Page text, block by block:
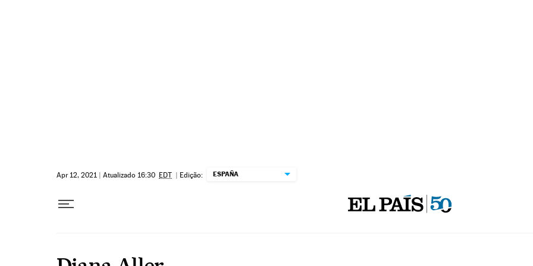
Apr 12, 2021 | Atualizado 16:30 EDT | Edição: ESPAÑA